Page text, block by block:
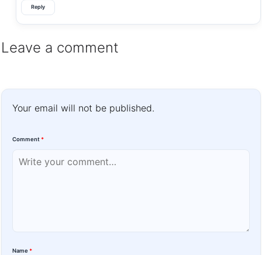
Reply
Leave a comment
Your email will not be published.
Comment *
Name *